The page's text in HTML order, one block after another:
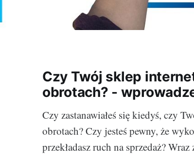
Czy Twój sklep
obrotach? -
Czy zastanawiałeś się kiedyś, czy
obrotach? Czy jesteś pewny, że
przekładasz ruch na sprzedaż?